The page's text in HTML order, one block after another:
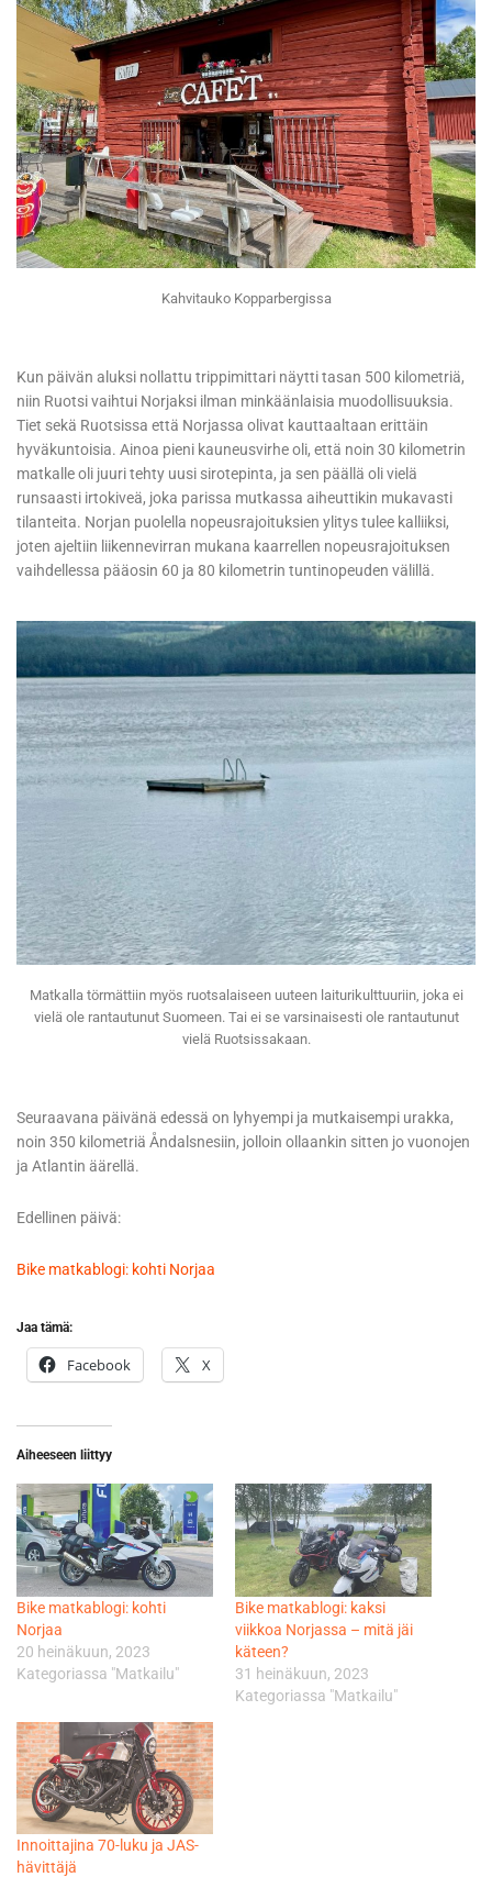
Kahvitauko Kopparbergissa
Kun päivän aluksi nollattu trippimittari näytti tasan 500 kilometriä,
niin Ruotsi vaihtui Norjaksi ilman minkäänlaisia muodollisuuksia.
Tiet sekä Ruotsissa että Norjassa olivat kauttaaltaan erittäin
hyväkuntoisia. Ainoa pieni kauneusvirhe oli, että noin 30 kilometrin
matkalle oli juuri tehty uusi sirotepinta, ja sen päällä oli vielä
runsaasti irtokiveä, joka parissa mutkassa aiheuttikin mukavasti
tilanteita. Norjan puolella nopeusrajoituksien ylitys tulee kalliiksi,
joten ajeltiin liikennevirran mukana kaarrellen nopeusrajoituksen
vaihdellessa pääosin 60 ja 80 kilometrin tuntinopeuden välillä.
Matkalla törmättiin myös ruotsalaiseen uuteen laiturikulttuuriin, joka ei
vielä ole rantautunut Suomeen. Tai ei se varsinaisesti ole rantautunut
vielä Ruotsissakaan.
Seuraavana päivänä edessä on lyhyempi ja mutkaisempi urakka,
noin 350 kilometriä Åndalsnesiin, jolloin ollaankin sitten jo vuonojen
ja Atlantin äärellä.
Edellinen päivä:
Bike matkablogi: kohti Norjaa
Jaa tämä:
Facebook X
Aiheeseen liittyy
Bike matkablogi: kohti
Norjaa
20 heinäkuun, 2023
Kategoriassa "Matkailu"
Bike matkablogi: kaksi
viikkoa Norjassa – mitä jäi
käteen?
31 heinäkuun, 2023
Kategoriassa "Matkailu"
Innoittajina 70-luku ja JAS-
hävittäjä